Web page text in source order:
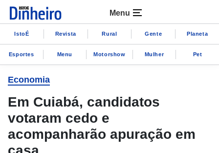
Menu
IstoÉ Revista Rural Gente Planeta
Esportes Menu Motorshow Mulher Pet
Economia
Em Cuiabá, candidatos
votaram cedo e
acompanharão apuração em